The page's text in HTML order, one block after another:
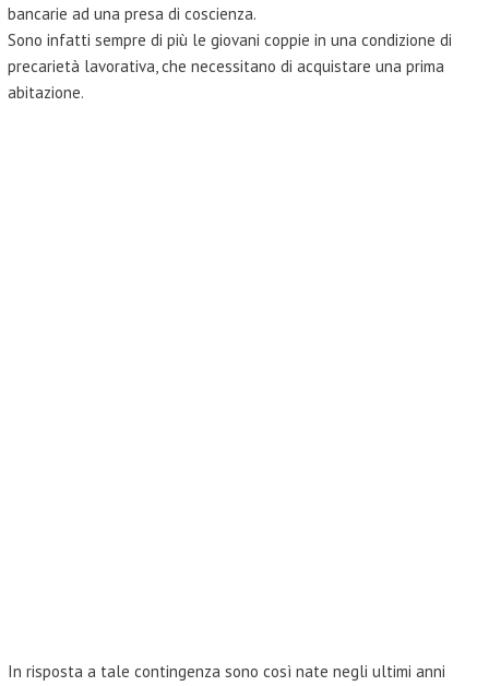
bancarie ad una presa di coscienza.
Sono infatti sempre di più le giovani coppie in una condizione di
precarietà lavorativa, che necessitano di acquistare una prima
abitazione.
In risposta a tale contingenza sono così nate negli ultimi anni